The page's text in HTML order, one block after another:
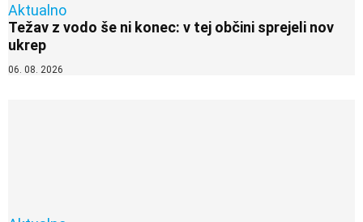
Aktualno
Težav z vodo še ni konec: v tej občini sprejeli nov
ukrep
06. 08. 2026